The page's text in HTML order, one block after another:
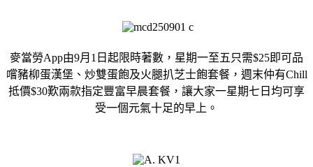
麥當勞App由9月1日起限時著數，星期一至五只需$25即可品
嚐豬柳蛋漢堡、炒雙蛋飽及火腿扒芝士飽套餐，週末仲有Chill
抵價$30歎兩款指定豐富早晨套餐，讓大家一星期七日均可享
受一個元氣十足的早上。